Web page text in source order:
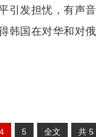
引发担忧，有声
国在对华和对
4 5 全文 共 5